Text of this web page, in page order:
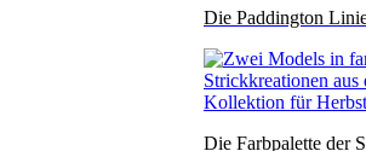
Die Paddington
Die Farbpalette der